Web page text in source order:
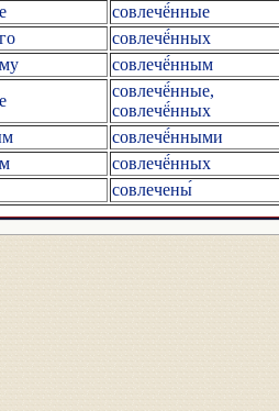
совлечё́нные
совлечё́нных
совлечё́нным
совлечё́нные,
совлечё́нных
совлечё́нными
совлечё́нных
совлечены́